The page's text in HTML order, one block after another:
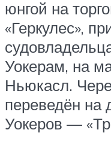
юнгой на
«Геркулес»,
Уокерам, на
Ньюкасл.
переведён на
Уокеров —